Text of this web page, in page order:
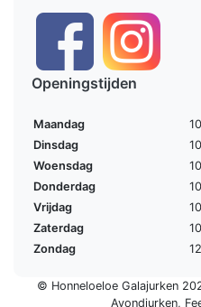
Openingstijden
Maandag
Dinsdag
Woensdag
Donderdag
Vrijdag
Zaterdag
Zondag
© Honneloeloe Galajurken
Avondjurken,